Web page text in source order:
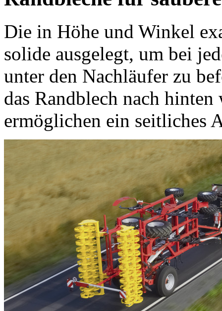
Die in Höhe und Winkel
solide ausgelegt, um bei
unter den Nachläufer zu
das Randblech nach
ermöglichen ein seitliches